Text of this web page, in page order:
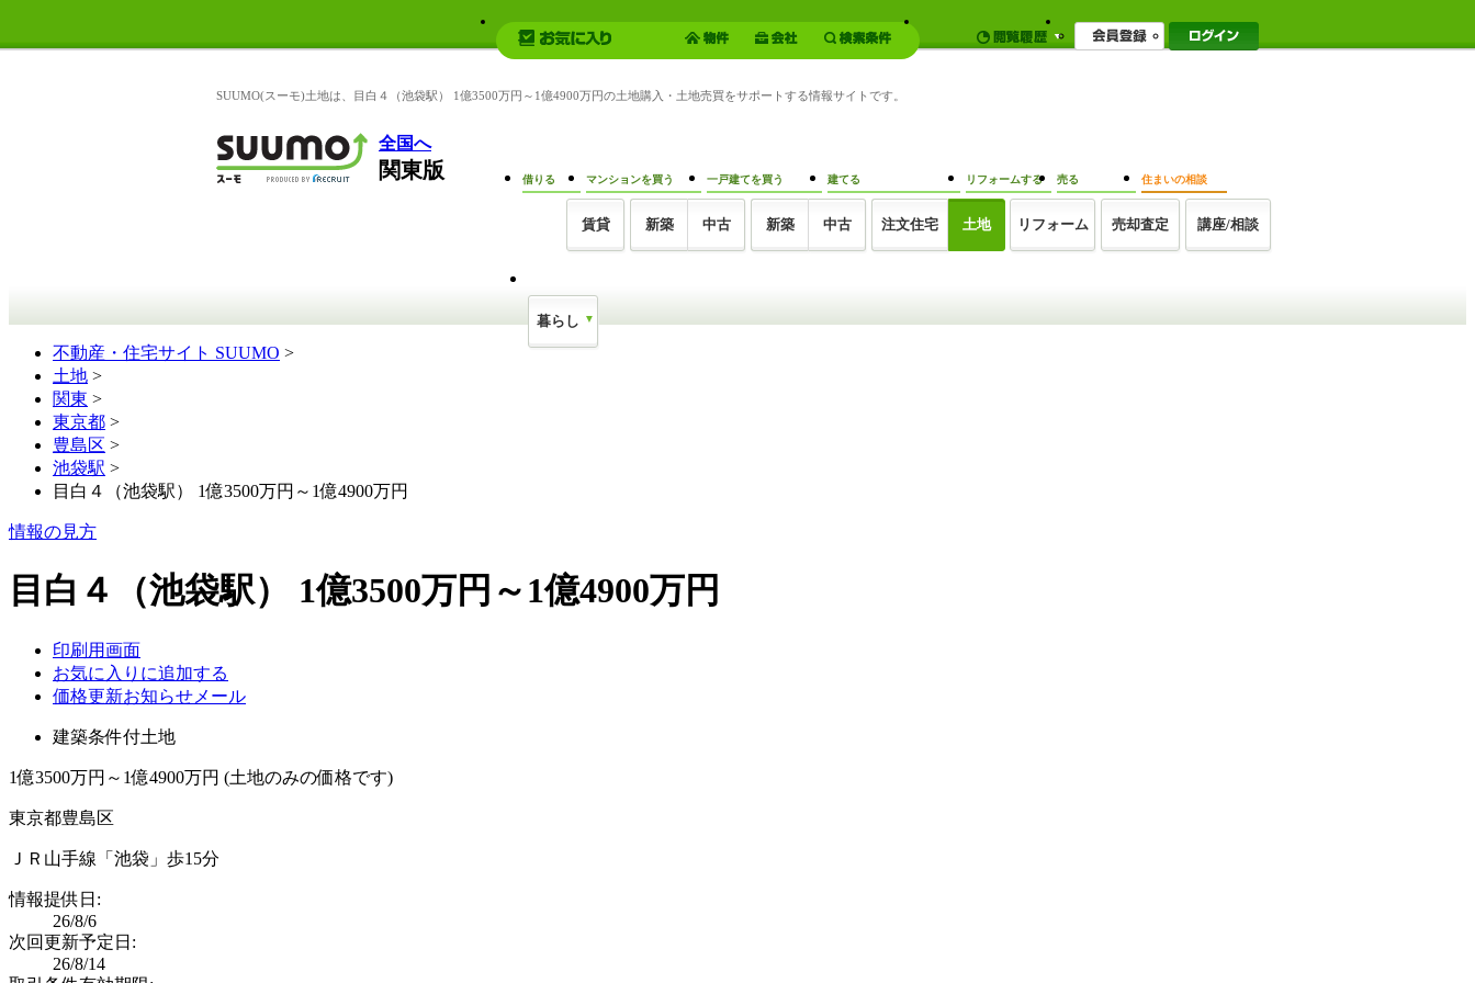
SUUMO(スーモ)土地は、目白４（池袋駅） 1億3500万円～1億4900万円の土地購入・土地売買をサポートする情報サイトです。
全国へ
関東版 借りる
賃貸
マンションを買う
新築 中古
一戸建てを買う
新築 中古
建てる
注文住宅 土地
リフォームする
リフォーム
売る
売却査定
住まいの相談
講座/相談
暮らし
不動産・住宅サイト SUUMO >
土地 >
関東 >
東京都 >
豊島区 >
池袋駅 >
目白４（池袋駅） 1億3500万円～1億4900万円
情報の見方
目白４（池袋駅） 1億3500万円～1億4900万円
印刷用画面
お気に入りに追加する
価格更新お知らせメール
建築条件付土地
1億3500万円～1億4900万円 (土地のみの価格です)
東京都豊島区
ＪＲ山手線「池袋」歩15分
情報提供日:
26/8/6
次回更新予定日:
26/8/14